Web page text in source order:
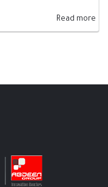
Read more